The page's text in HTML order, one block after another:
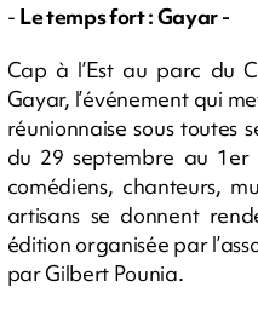
- Le temps fort : Gayar -
Cap à l’Est au parc du
Gayar, l’événement qui
réunionnaise sous toutes
du 29 septembre au 1er
comédiens, chanteurs,
artisans se donnent
édition organisée par
par Gilbert Pounia.